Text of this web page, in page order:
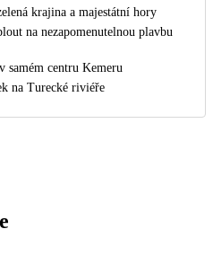
krajina a majestátní hory
na nezapomenutelnou plavbu
samém centru Kemeru
na Turecké riviéře